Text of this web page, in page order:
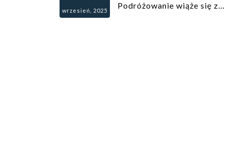
wrzesień, 2025
Podróżowanie wiąże się z…